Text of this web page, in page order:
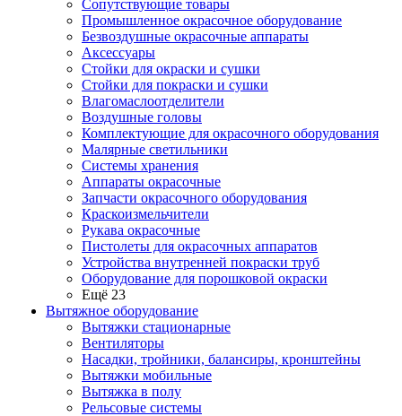
Сопутствующие товары
Промышленное окрасочное оборудование
Безвоздушные окрасочные аппараты
Аксессуары
Стойки для окраски и сушки
Стойки для покраски и сушки
Влагомаслоотделители
Воздушные головы
Комплектующие для окрасочного оборудования
Малярные светильники
Системы хранения
Аппараты окрасочные
Запчасти окрасочного оборудования
Краскоизмельчители
Рукава окрасочные
Пистолеты для окрасочных аппаратов
Устройства внутренней покраски труб
Оборудование для порошковой окраски
Ещё 23
Вытяжное оборудование
Вытяжки стационарные
Вентиляторы
Насадки, тройники, балансиры, кронштейны
Вытяжки мобильные
Вытяжка в полу
Рельсовые системы